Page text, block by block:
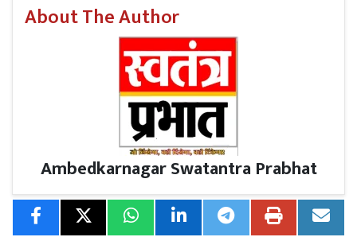
अत्यन्त निर्धन दिव्यांगजनों को राष्ट्रीय न्यास से लाभ दिलाये जानें हेतु
लोक जागृत संस्था को निर्देशित किया गया। जिलाधिकारी द्वारा
निर्देश दिया गया कि प्रत्येक दशा में दिव्यांगजनों के हितों की रक्षा
किया जाना समिति का प्रथम कर्तव्य है। इसका अनुपालन सुनिश्चित
किया जाए।
About The Author
Ambedkarnagar Swatantra Prabhat